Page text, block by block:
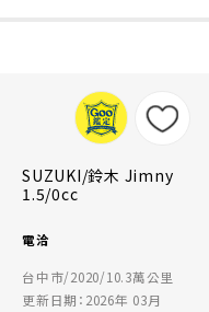
SUZUKI/鈴木 Jimny
1.5/0cc
電洽
台中市/2020/10.3萬公里
更新日期：2026年 03月